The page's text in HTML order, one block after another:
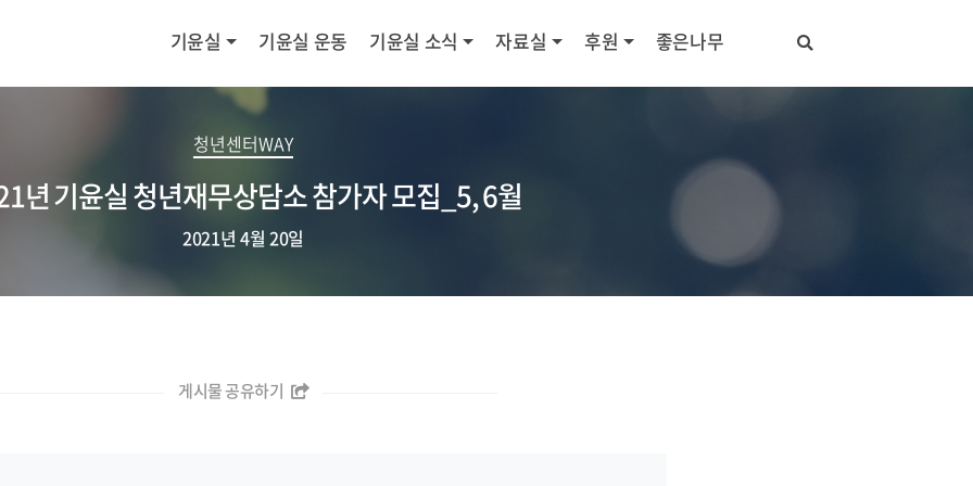
기윤실 기윤실 운동 기윤실 소식 자료실 후원 좋은나무
청년센터WAY
년 기윤실 청년재무상담소 참가자 모집_5, 6월
2021년 4월 20일
게시물 공유하기